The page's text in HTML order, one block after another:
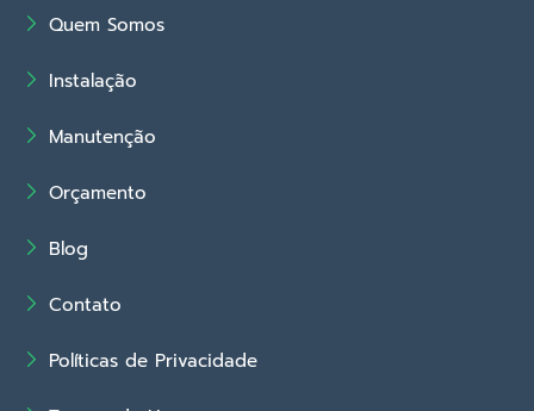
Quem Somos
Instalação
Manutenção
Orçamento
Blog
Contato
Políticas de Privacidade